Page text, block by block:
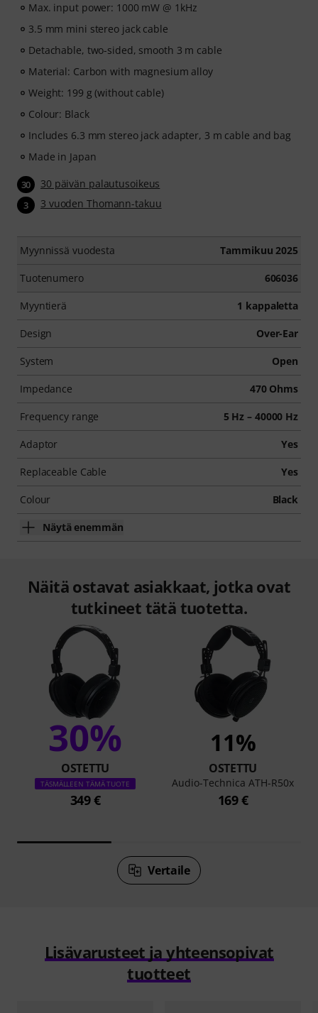
Max. input power: 1000 mW @ 1kHz
3.5 mm mini stereo jack cable
Detachable, two-sided, smooth 3 m cable
Material: Carbon with magnesium alloy
Weight: 199 g (without cable)
Colour: Black
Includes 6.3 mm stereo jack adapter, 3 m cable and bag
Made in Japan
30 30 päivän palautusoikeus
3 3 vuoden Thomann-takuu
Myynnissä vuodesta Tammikuu 2025
Tuotenumero 606036
Myyntierä 1 kappaletta
Design Over-Ear
System Open
Impedance 470 Ohms
Frequency range 5 Hz – 40000 Hz
Adaptor Yes
Replaceable Cable Yes
Colour Black
Näytä enemmän
Näitä ostavat asiakkaat, jotka ovat
tutkineet tätä tuotetta.
30%
OSTETTU
TÄSMÄLLEEN TÄMÄ TUOTE
349 €
11%
OSTETTU
Audio-Technica ATH-R50x
169 €
Vertaile
Lisävarusteet ja yhteensopivat
tuotteet